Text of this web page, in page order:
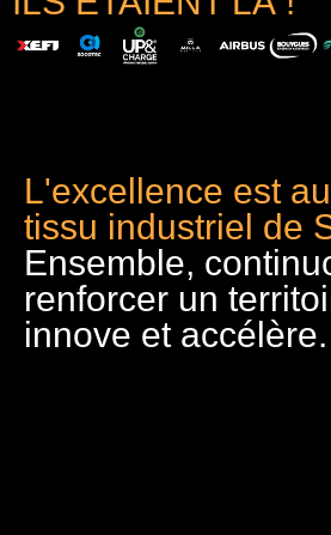
L'excellence est
tissu industriel de
Ensemble,
renforcer un
innove et accélère.